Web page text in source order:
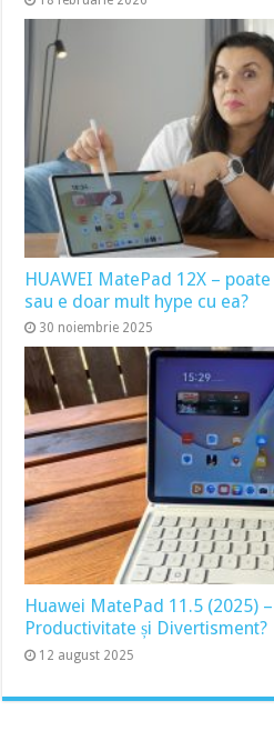
HUAWEI MatePad 12X –
sau e doar mult hype cu ea?
30 noiembrie 2025
Huawei MatePad 11.5 (2025)
Productivitate și Divertisment?
12 august 2025